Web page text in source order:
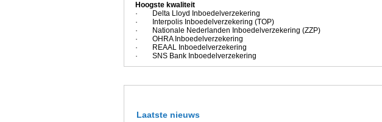
Hoogste kwaliteit
· Delta Lloyd Inboedelverzekering
· Interpolis Inboedelverzekering (TOP)
· Nationale Nederlanden Inboedelverzekering (ZZP)
· OHRA Inboedelverzekering
· REAAL Inboedelverzekering
· SNS Bank Inboedelverzekering
Laatste nieuws